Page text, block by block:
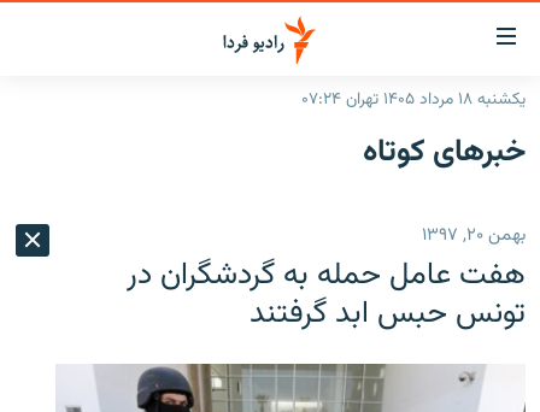
لینک‌های
قابلیت
دسترسی
بازگشت
اصلی
رفتن
صفحه
ایران
رادیو
انتخاب کنید و بشنوید
فرکانس‌ها
پادکست
گزارش‌های تصویری
زنان فردا
یکشنبه ۱۸ مرداد ۱۴۰۵ تهران ۰۷:۲۴
خبرهای کوتاه
بهمن ۲۰, ۱۳۹۷
هفت عامل حمله به گردشگران در
تونس حبس ابد گرفتند